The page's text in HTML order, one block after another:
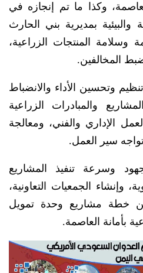
وكذا ما تم إنجازه في
والبيئية بمديرية بني الحارث
وسلامة المنتجات الزراعية،
المخالفين.
وتحسين الأداء والانضباط
والمبادرات الزراعية
الإداري والفني، ومعالجة
سير العمل.
وسرعة تنفيذ المشاريع
وإنشاء الجمعيات التعاونية،
خطة مشاريع وحدة تمويل
بأمانة العاصمة.